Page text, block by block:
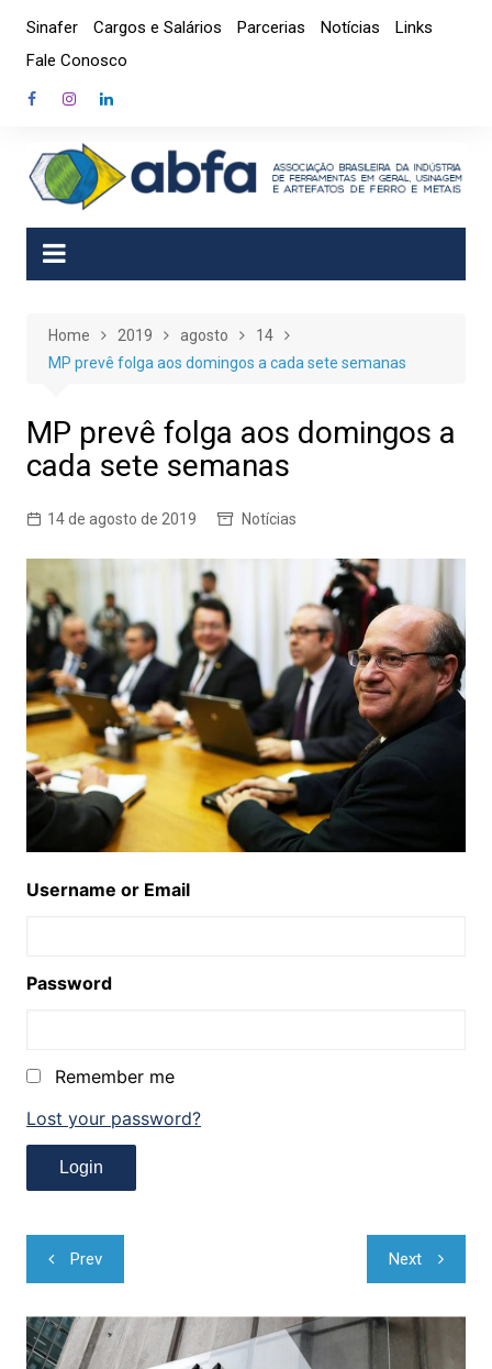
content
Sinafer Cargos e Salários Parcerias Notícias
Links
Fale Conosco
Home 2019 agosto
14
MP prevê folga aos domingos a cada sete semanas
MP prevê folga aos domingos a
cada sete semanas
14 de agosto de 2019 Notícias
Username or Email
Password
Remember me
Lost your password?
Navegação
de
Post
Prev Next